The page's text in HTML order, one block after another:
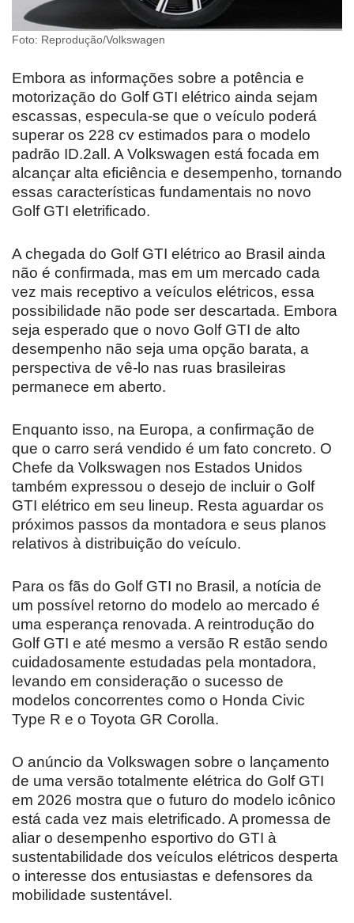
Foto: Reprodução/Volkswagen
Embora as informações sobre a potência e
motorização do Golf GTI elétrico ainda sejam
escassas, especula-se que o veículo poderá
superar os 228 cv estimados para o modelo
padrão ID.2all. A Volkswagen está focada em
alcançar alta eficiência e desempenho, tornando
essas características fundamentais no novo
Golf GTI eletrificado.
A chegada do Golf GTI elétrico ao Brasil ainda
não é confirmada, mas em um mercado cada
vez mais receptivo a veículos elétricos, essa
possibilidade não pode ser descartada. Embora
seja esperado que o novo Golf GTI de alto
desempenho não seja uma opção barata, a
perspectiva de vê-lo nas ruas brasileiras
permanece em aberto.
Enquanto isso, na Europa, a confirmação de
que o carro será vendido é um fato concreto. O
Chefe da Volkswagen nos Estados Unidos
também expressou o desejo de incluir o Golf
GTI elétrico em seu lineup. Resta aguardar os
próximos passos da montadora e seus planos
relativos à distribuição do veículo.
Para os fãs do Golf GTI no Brasil, a notícia de
um possível retorno do modelo ao mercado é
uma esperança renovada. A reintrodução do
Golf GTI e até mesmo a versão R estão sendo
cuidadosamente estudadas pela montadora,
levando em consideração o sucesso de
modelos concorrentes como o Honda Civic
Type R e o Toyota GR Corolla.
O anúncio da Volkswagen sobre o lançamento
de uma versão totalmente elétrica do Golf GTI
em 2026 mostra que o futuro do modelo icônico
está cada vez mais eletrificado. A promessa de
aliar o desempenho esportivo do GTI à
sustentabilidade dos veículos elétricos desperta
o interesse dos entusiastas e defensores da
mobilidade sustentável.